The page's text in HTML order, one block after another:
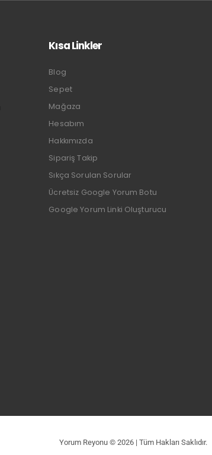
Kısa Linkler
Blog
Sepet
Mağaza
Hesabım
Hakkımızda
Sipariş Takip
Sıkça Sorulan Sorular
Ücretsiz Google Yorum Botu
Google Yorum Linki Oluşturucu
Yorum Reyonu © 2026 | Tüm Hakları Saklıdır.